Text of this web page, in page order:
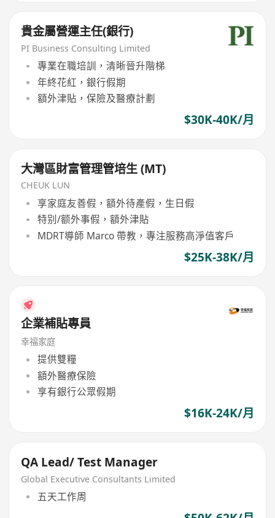
貴金屬營運主任(銀行)
PI Business Consulting Limited
專業在職培訓，清晰晉升階梯
年終花紅，銀行假期
額外津貼，保險及醫療計劃
$30K-40K/月
大灣區財富管理管培生 (MT)
CHEUK LUN
享家庭友善假，額外待產假，生日假
特别/额外事假，額外津貼
MDRT導師 Marco 帶教，專注服務高淨值客戶
$25K-38K/月
企業補貼專員
幸福家庭
提供雙糧
額外醫療保險
享有銀行公眾假期
$16K-24K/月
QA Lead/ Test Manager
Global Executive Consultants Limited
五天工作周